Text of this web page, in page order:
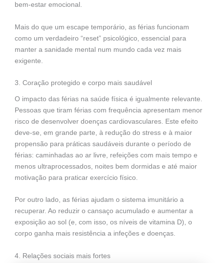
bem-estar emocional.
Mais do que um escape temporário, as férias funcionam
como um verdadeiro “reset” psicológico, essencial para
manter a sanidade mental num mundo cada vez mais
exigente.
3. Coração protegido e corpo mais saudável
O impacto das férias na saúde física é igualmente relevante.
Pessoas que tiram férias com frequência apresentam menor
risco de desenvolver doenças cardiovasculares. Este efeito
deve-se, em grande parte, à redução do stress e à maior
propensão para práticas saudáveis durante o período de
férias: caminhadas ao ar livre, refeições com mais tempo e
menos ultraprocessados, noites bem dormidas e até maior
motivação para praticar exercício físico.
Por outro lado, as férias ajudam o sistema imunitário a
recuperar. Ao reduzir o cansaço acumulado e aumentar a
exposição ao sol (e, com isso, os níveis de vitamina D), o
corpo ganha mais resistência a infeções e doenças.
4. Relações sociais mais fortes